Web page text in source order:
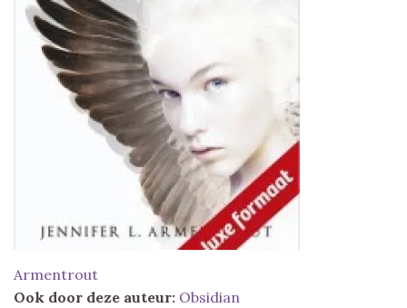
Armentrout
Ook door deze auteur: Obsidian